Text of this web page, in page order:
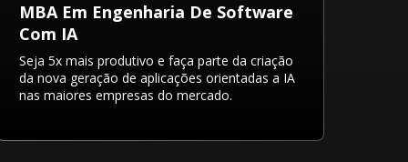
MBA Em Engenharia De Software
Com IA
Seja 5x mais produtivo e faça parte da criação
da nova geração de aplicações orientadas a IA
nas maiores empresas do mercado.